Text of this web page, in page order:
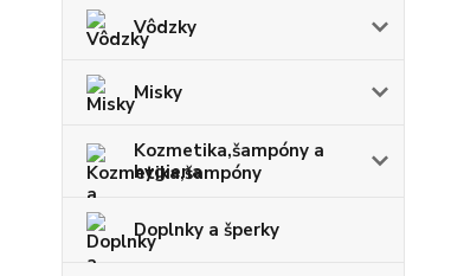
Vôdzky
Misky
Kozmetika,šampóny a
hygiena
Doplnky a šperky